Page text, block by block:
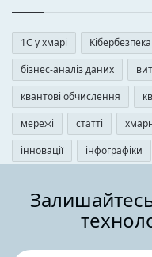
1С у хмарі Кібербезпека
бізнес-аналіз даних
квантові обчислення
мережі
статті
інновації
інфографіки